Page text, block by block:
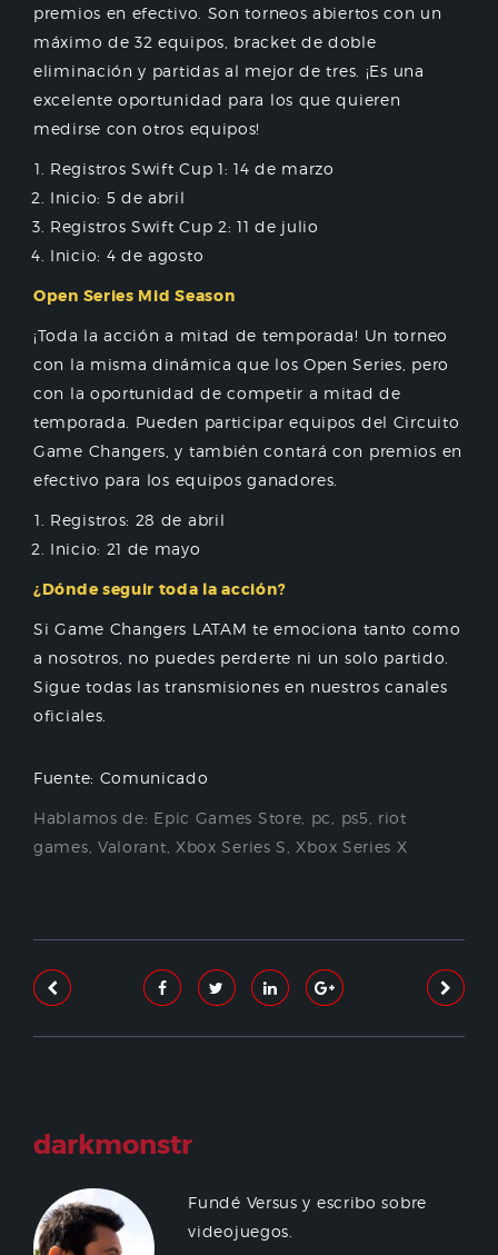
premios en efectivo. Son torneos abiertos con un
máximo de 32 equipos, bracket de doble
eliminación y partidas al mejor de tres. ¡Es una
excelente oportunidad para los que quieren
medirse con otros equipos!
Registros Swift Cup 1: 14 de marzo
Inicio: 5 de abril
Registros Swift Cup 2: 11 de julio
Inicio: 4 de agosto
Open Series Mid Season
¡Toda la acción a mitad de temporada! Un torneo
con la misma dinámica que los Open Series, pero
con la oportunidad de competir a mitad de
temporada. Pueden participar equipos del Circuito
Game Changers, y también contará con premios en
efectivo para los equipos ganadores.
Registros: 28 de abril
Inicio: 21 de mayo
¿Dónde seguir toda la acción?
Si Game Changers LATAM te emociona tanto como
a nosotros, no puedes perderte ni un solo partido.
Sigue todas las transmisiones en nuestros canales
oficiales.
Fuente: Comunicado
Hablamos de: Epic Games Store pc ps5
riot
games Valorant Xbox Series S Xbox Series X
darkmonstr
Fundé Versus y escribo sobre
videojuegos.